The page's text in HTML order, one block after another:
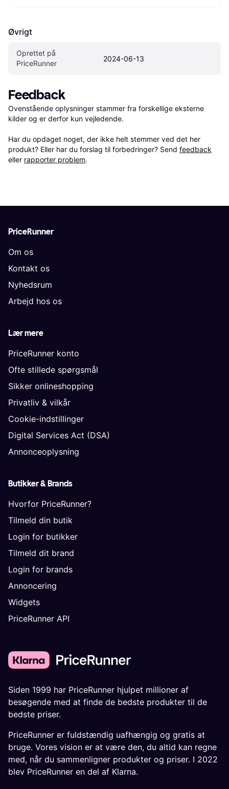
Øvrigt
Oprettet på
PriceRunner
2024-06-13
Feedback
Ovenstående oplysninger stammer fra forskellige eksterne
kilder og er derfor kun vejledende.
Har du opdaget noget, der ikke helt stemmer ved det her
produkt? Eller har du forslag til forbedringer? Send feedback
eller rapporter problem.
PriceRunner
Om os
Kontakt os
Nyhedsrum
Arbejd hos os
Lær mere
PriceRunner konto
Ofte stillede spørgsmål
Sikker onlineshopping
Privatliv & vilkår
Cookie-indstillinger
Digital Services Act (DSA)
Annonceoplysning
Butikker & Brands
Hvorfor PriceRunner?
Tilmeld din butik
Login for butikker
Tilmeld dit brand
Login for brands
Annoncering
Widgets
PriceRunner API
Siden 1999 har PriceRunner hjulpet millioner af
besøgende med at finde de bedste produkter til de
bedste priser.
PriceRunner er fuldstændig uafhængig og gratis at
bruge. Vores vision er at være den, du altid kan regne
med, når du sammenligner produkter og priser. I 2022
blev PriceRunner en del af Klarna.